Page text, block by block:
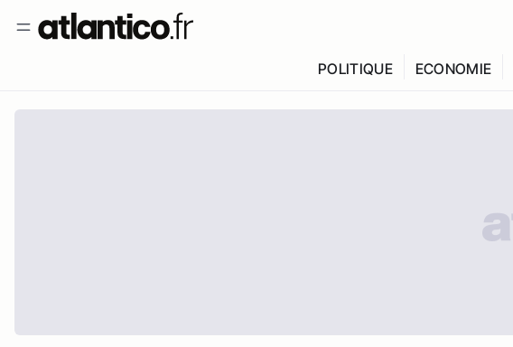
POLITIQUE ECONOMIE